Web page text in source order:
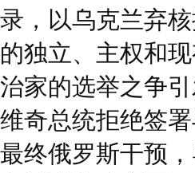
录，以乌克兰弃
的独立、主权和
治家的选举之争
维奇总统拒绝签
最终俄罗斯干预